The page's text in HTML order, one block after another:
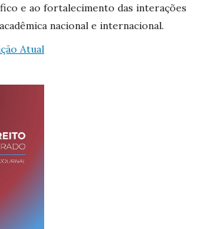
e ao fortalecimento das interações
nacional e internacional.
Atual